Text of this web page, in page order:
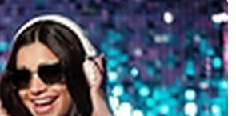
biến… cũng thu hút nhiều lao